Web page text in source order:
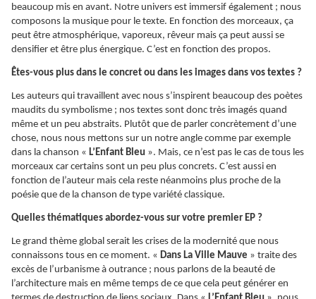
beaucoup mis en avant. Notre univers est immersif également ; nous
composons la musique pour le texte. En fonction des morceaux, ça
peut être atmosphérique, vaporeux, rêveur mais ça peut aussi se
densifier et être plus énergique. C’est en fonction des propos.
Êtes-vous plus dans le concret ou dans les images dans vos textes ?
Les auteurs qui travaillent avec nous s’inspirent beaucoup des poètes
maudits du symbolisme ; nos textes sont donc très imagés quand
même et un peu abstraits. Plutôt que de parler concrètement d’une
chose, nous nous mettons sur un notre angle comme par exemple
dans la chanson « L’Enfant Bleu ». Mais, ce n’est pas le cas de tous les
morceaux car certains sont un peu plus concrets. C’est aussi en
fonction de l’auteur mais cela reste néanmoins plus proche de la
poésie que de la chanson de type variété classique.
Quelles thématiques abordez-vous sur votre premier EP ?
Le grand thème global serait les crises de la modernité que nous
connaissons tous en ce moment. « Dans La Ville Mauve » traite des
excès de l’urbanisme à outrance ; nous parlons de la beauté de
l’architecture mais en même temps de ce que cela peut générer en